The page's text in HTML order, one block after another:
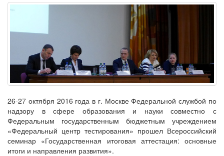
26-27 октября 2016 года в г. Москве Федеральной службой по
надзору в сфере образования и науки совместно с
Федеральным государственным бюджетным учреждением
«Федеральный центр тестирования» прошел Всероссийский
семинар «Государственная итоговая аттестация: основные
итоги и направления развития».